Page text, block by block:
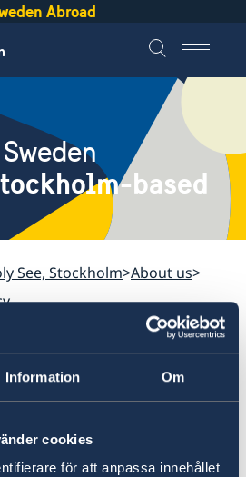
Information Om
cookies
för att anpassa innehållet
Abroad
based
See, Stockholm About us
Policy